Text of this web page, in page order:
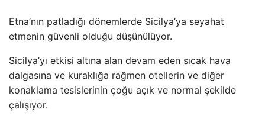
Etna’nın patladığı dönemlerde Sicilya’ya seyahat
etmenin güvenli olduğu düşünülüyor.
Sicilya’yı etkisi altına alan devam eden sıcak hava
dalgasına ve kuraklığa rağmen otellerin ve diğer
konaklama tesislerinin çoğu açık ve normal şekilde
çalışıyor.